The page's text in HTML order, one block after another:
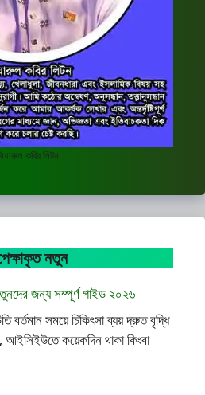
কবির লিটন
নতুন
জন্য সম্পূর্ণ গাইড ২০২৬
বর্তমান সময়ে চিকিৎসা ব্যয় দ্রুত বৃদ্ধি
কয়েকদিন থাকা কিংবা